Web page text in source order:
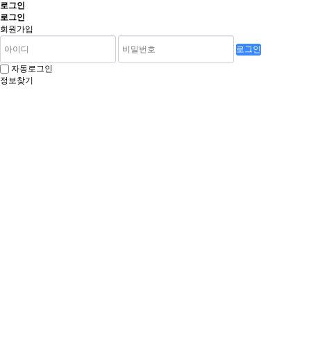
로그인
로그인
회원가입
로그인
자동로그인
정보찾기